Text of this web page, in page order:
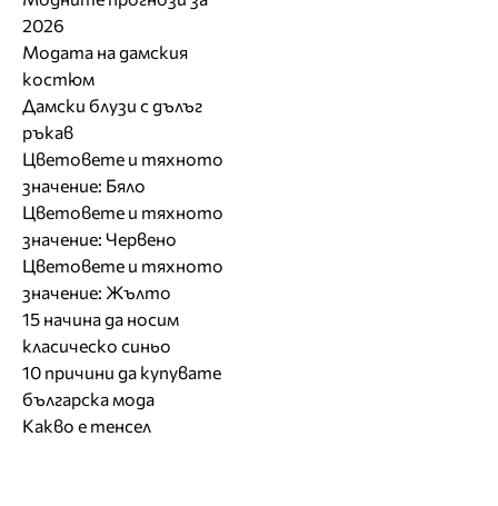
2026
Модата на дамския
костюм
Дамски блузи с дълъг
ръкав
Цветовете и тяхното
значение: Бяло
Цветовете и тяхното
значение: Червено
Цветовете и тяхното
значение: Жълто
15 начина да носим
класическо синьо
10 причини да купувате
българска мода
Какво е тенсел